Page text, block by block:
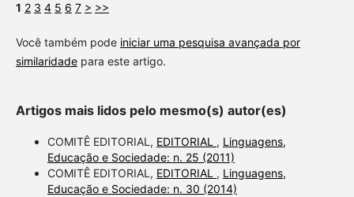
1 2 3 4 5 6 7 > >>
Você também pode iniciar uma pesquisa avançada por
similaridadepara este artigo.
Artigos mais lidos pelo mesmo(s) autor(es)
COMITÊ EDITORIAL, EDITORIAL , Linguagens,
Educação e Sociedade: n. 25 (2011)
COMITÊ EDITORIAL, EDITORIAL , Linguagens,
Educação e Sociedade: n. 30 (2014)